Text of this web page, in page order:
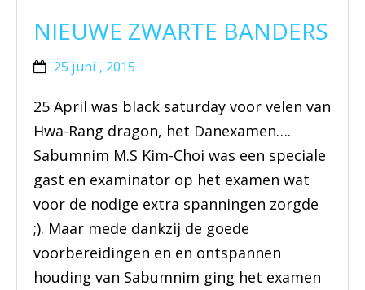
NIEUWE ZWARTE BANDERS
25 juni , 2015
25 April was black saturday voor velen van
Hwa-Rang dragon, het Danexamen….
Sabumnim M.S Kim-Choi was een speciale
gast en examinator op het examen wat
voor de nodige extra spanningen zorgde
;). Maar mede dankzij de goede
voorbereidingen en en ontspannen
houding van Sabumnim ging het examen